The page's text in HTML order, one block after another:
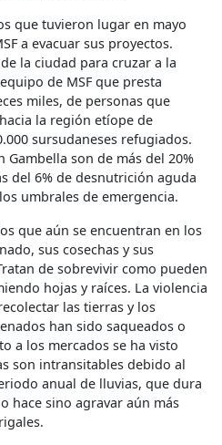
que tuvieron lugar en mayo
a evacuar sus proyectos.
la ciudad para cruzar a la
de MSF que presta
miles, de personas que
la región etíope de
sursudaneses refugiados.
Gambella son de más del 20%
del 6% de desnutrición aguda
umbrales de emergencia.
que aún se encuentran en los
sus cosechas y sus
de sobrevivir como pueden
hojas y raíces. La violencia
las tierras y los
han sido saqueados o
a los mercados se ha visto
son intransitables debido al
anual de lluvias, que dura
hace sino agravar aún más